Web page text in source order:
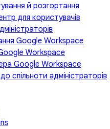
й розгортання
для користувачів
Google Workspace
Workspace
Google Workspace
спільноти адміністраторів